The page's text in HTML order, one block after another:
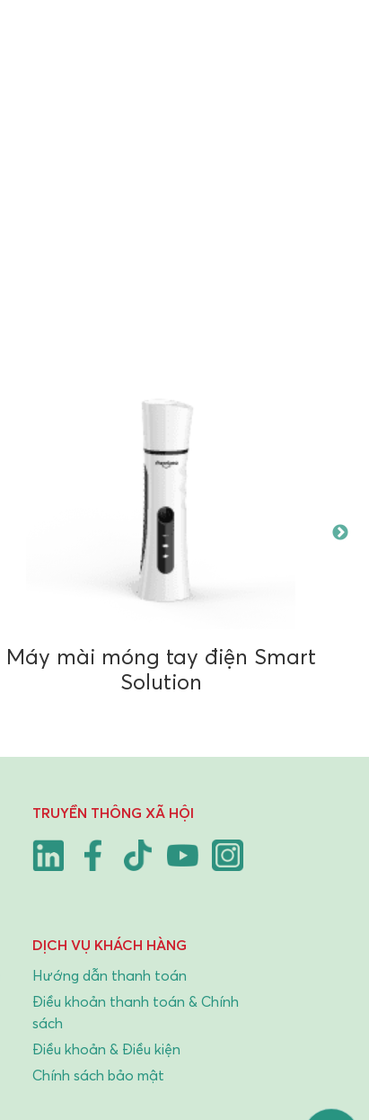
Máy mài móng tay điện Smart
Solution
TRUYỀN THÔNG XÃ HỘI
DỊCH VỤ KHÁCH HÀNG
Hướng dẫn thanh toán
Điều khoản thanh toán & Chính
sách
Điều khoản & Điều kiện
Chính sách bảo mật